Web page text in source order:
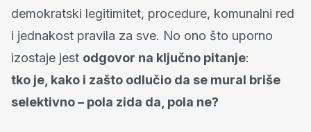
demokratski legitimitet, procedure, komunalni red
i jednakost pravila za sve. No ono što uporno
izostaje jest odgovor na ključno pitanje:
tko je, kako i zašto odlučio da se mural briše
selektivno – pola zida da, pola ne?